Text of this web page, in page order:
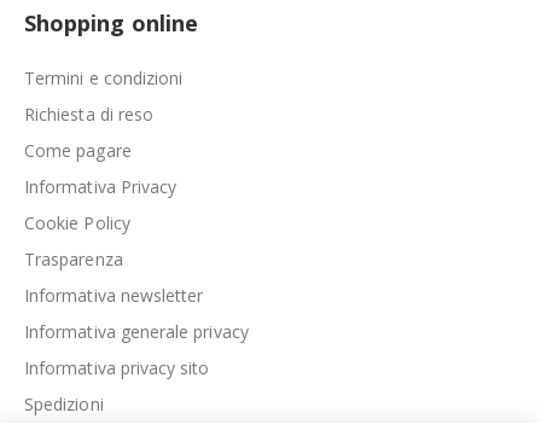
Shopping online
Termini e condizioni
Richiesta di reso
Come pagare
Informativa Privacy
Cookie Policy
Trasparenza
Informativa newsletter
Informativa generale privacy
Informativa privacy sito
Spedizioni